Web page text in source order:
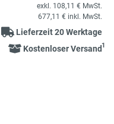
exkl. 108,11 € MwSt.
677,11 € inkl. MwSt.
Lieferzeit 20 Werktage
Kostenloser Versand1